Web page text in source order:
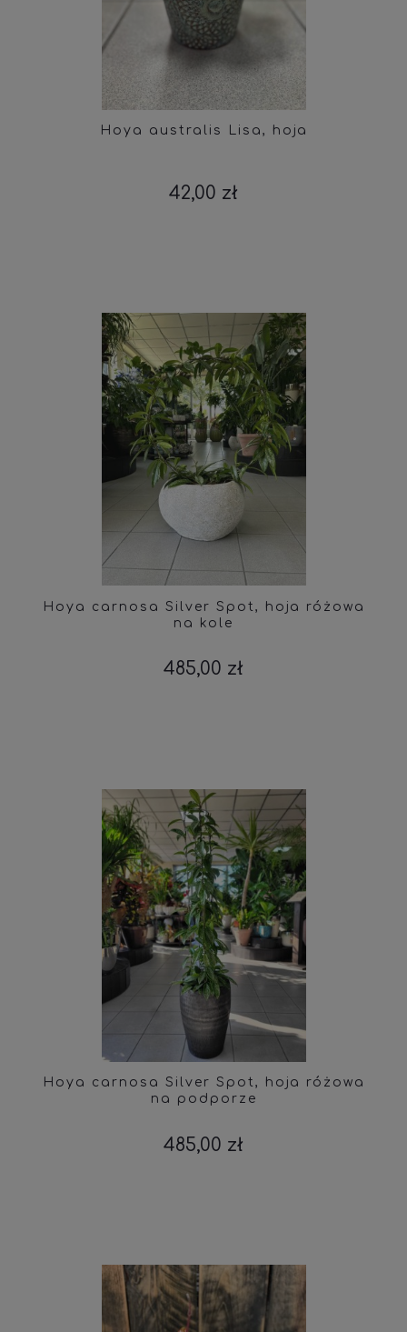
Hoya australis Lisa, hoja
42,00 zł
Hoya carnosa Silver Spot, hoja różowa
na kole
485,00 zł
Hoya carnosa Silver Spot, hoja różowa
na podporze
485,00 zł